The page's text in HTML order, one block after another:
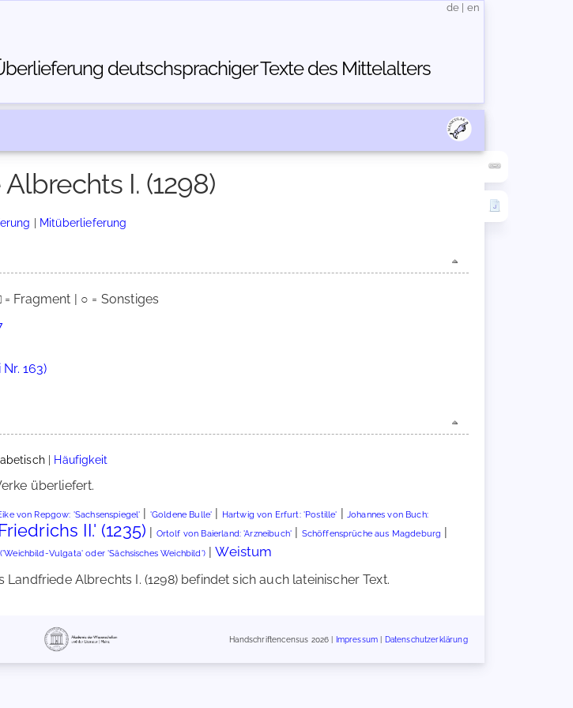
deutschsprachiger Texte des Mittelalters
de en
I. (1298)
| Mitüberlieferung
= Fragment | ○ = Sonstiges
163)
| Häufigkeit
überliefert.
von Repgow: 'Sachsenspiegel' | 'Goldene Bulle' | Hartwig von Erfurt: 'Postille' | Johannes von Buch:
II.' (1235) | Ortolf von Baierland: 'Arzneibuch' | Schöffensprüche aus Magdeburg |
Vulgata' oder 'Sächsisches Weichbild')|Weistum
Albrechts I. (1298) befindet sich auch lateinischer Text.
Handschriftencensus 2026 | Impressum Datenschutzerklärung